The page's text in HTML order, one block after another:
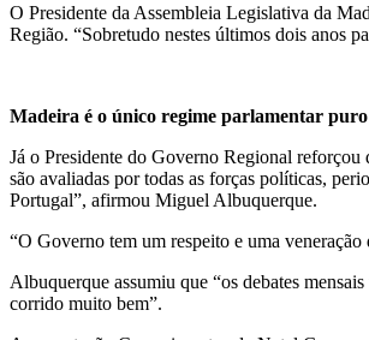
O Presidente da Assembleia Legislativa da
Região. “Sobretudo nestes últimos dois anos
Madeira é o único regime parlamentar
Já o Presidente do Governo Regional reforçou
são avaliadas por todas as forças políticas,
Portugal”, afirmou Miguel Albuquerque.
“O Governo tem um respeito e uma veneração
Albuquerque assumiu que “os debates
corrido muito bem”.